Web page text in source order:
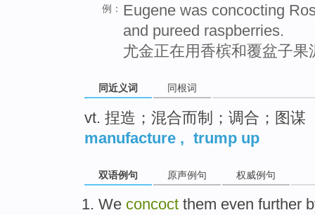
例： Eugene was concocting
and pureed raspberries.
尤金正在用香槟和覆盆子
同近义词 同根词
vt. 捏造；混合而制；调合；图谋
manufacture , trump up
双语例句 原声例句 权威例句
We concoct them even further